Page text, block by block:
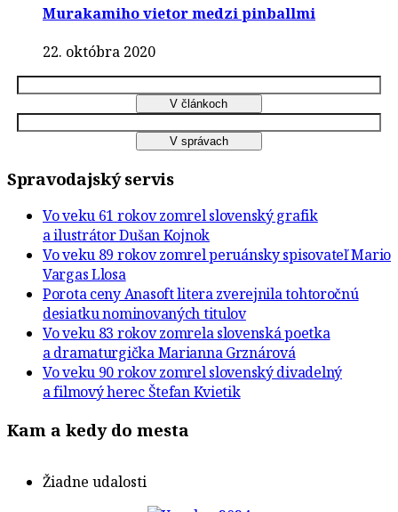
Murakamiho vietor medzi pinballmi
22. októbra 2020
Spravodajský servis
Vo veku 61 rokov zomrel slovenský grafik
a ilustrátor Dušan Kojnok
Vo veku 89 rokov zomrel peruánsky spisovateľ Mario
Vargas Llosa
Porota ceny Anasoft litera zverejnila tohtoročnú
desiatku nominovaných titulov
Vo veku 83 rokov zomrela slovenská poetka
a dramaturgička Marianna Grznárová
Vo veku 90 rokov zomrel slovenský divadelný
a filmový herec Štefan Kvietik
Kam a kedy do mesta
Žiadne udalosti